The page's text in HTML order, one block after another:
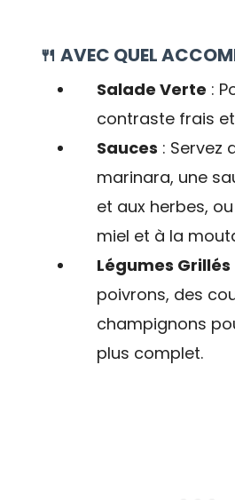
🍴 AVEC QUEL
Salade Verte :
contraste frais
Sauces : Servez
marinara, une
et aux herbes,
miel et à la
Légumes Grillés
poivrons, des
champignons
plus complet.